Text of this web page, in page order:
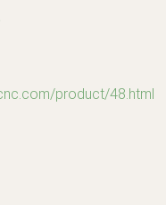
product/48.html